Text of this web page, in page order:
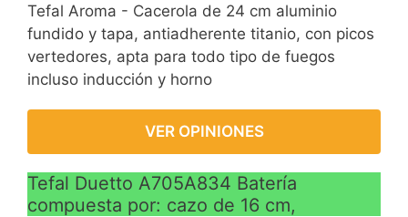
Tefal Aroma - Cacerola de 24 cm aluminio
fundido y tapa, antiadherente titanio, con picos
vertedores, apta para todo tipo de fuegos
incluso inducción y horno
VER OPINIONES
Tefal Duetto A705A834 Batería
compuesta por: cazo de 16 cm,